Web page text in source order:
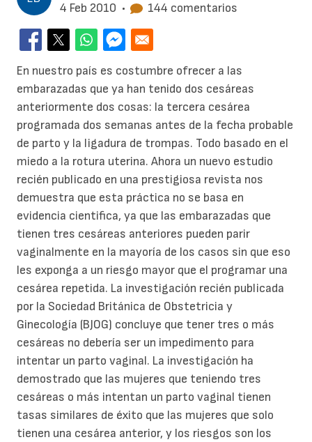
4 Feb 2010 • 144 comentarios
En nuestro país es costumbre ofrecer a las
embarazadas que ya han tenido dos cesáreas
anteriormente dos cosas: la tercera cesárea
programada dos semanas antes de la fecha probable
de parto y la ligadura de trompas. Todo basado en el
miedo a la rotura uterina. Ahora un nuevo estudio
recién publicado en una prestigiosa revista nos
demuestra que esta práctica no se basa en
evidencia cientifica, ya que las embarazadas que
tienen tres cesáreas anteriores pueden parir
vaginalmente en la mayoría de los casos sin que eso
les exponga a un riesgo mayor que el programar una
cesárea repetida. La investigación recién publicada
por la Sociedad Británica de Obstetricia y
Ginecología (BJOG) concluye que tener tres o más
cesáreas no debería ser un impedimento para
intentar un parto vaginal. La investigación ha
demostrado que las mujeres que teniendo tres
cesáreas o más intentan un parto vaginal tienen
tasas similares de éxito que las mujeres que solo
tienen una cesárea anterior, y los riesgos son los